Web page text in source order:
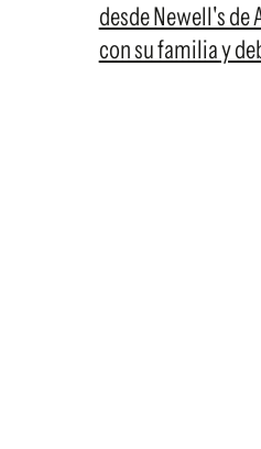
desde Newell's de
con su familia y